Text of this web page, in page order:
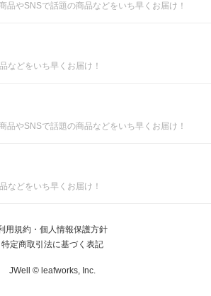
品やSNSで話題の商品などをいち早くお届け！
などをいち早くお届け！
品やSNSで話題の商品などをいち早くお届け！
などをいち早くお届け！
用規約・個人情報保護方針
特定商取引法に基づく表記
JWell © leafworks, Inc.